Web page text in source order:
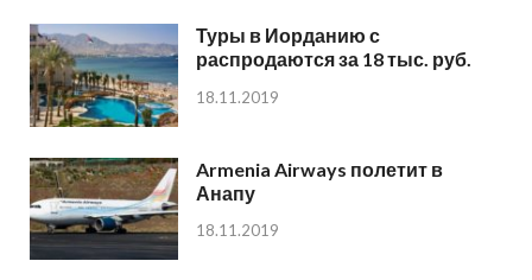
Туры в Иорданию с
распродаются за 18 тыс. руб.
18.11.2019
Armenia Airways полетит в
Анапу
18.11.2019